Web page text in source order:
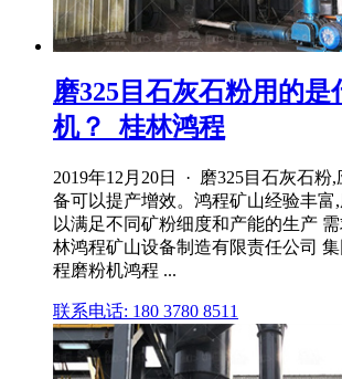
磨325目石灰石粉用的是
机？_桂林鸿程
2019年12月20日 · 磨325目石灰石粉
备可以提产增效。鸿程矿山经验丰富
以满足不同矿粉细度和产能的生产
林鸿程矿山设备制造有限责任公司
程磨粉机鸿程 ...
联系电话: 180 3780 8511